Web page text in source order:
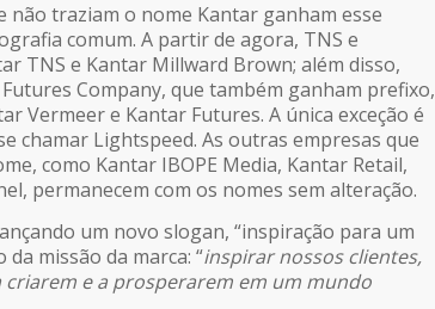
traziam o nome Kantar ganham esse
comum. A partir de agora, TNS e
TNS e Kantar Millward Brown; além disso,
Company, que também ganham prefixo,
Vermeer e Kantar Futures. A única exceção é
chamar Lightspeed. As outras empresas que
como Kantar IBOPE Media, Kantar Retail,
permanecem com os nomes sem alteração.
um novo slogan, “inspiração para um
missão da marca: “inspirar nossos clientes,
criarem e a prosperarem em um mundo